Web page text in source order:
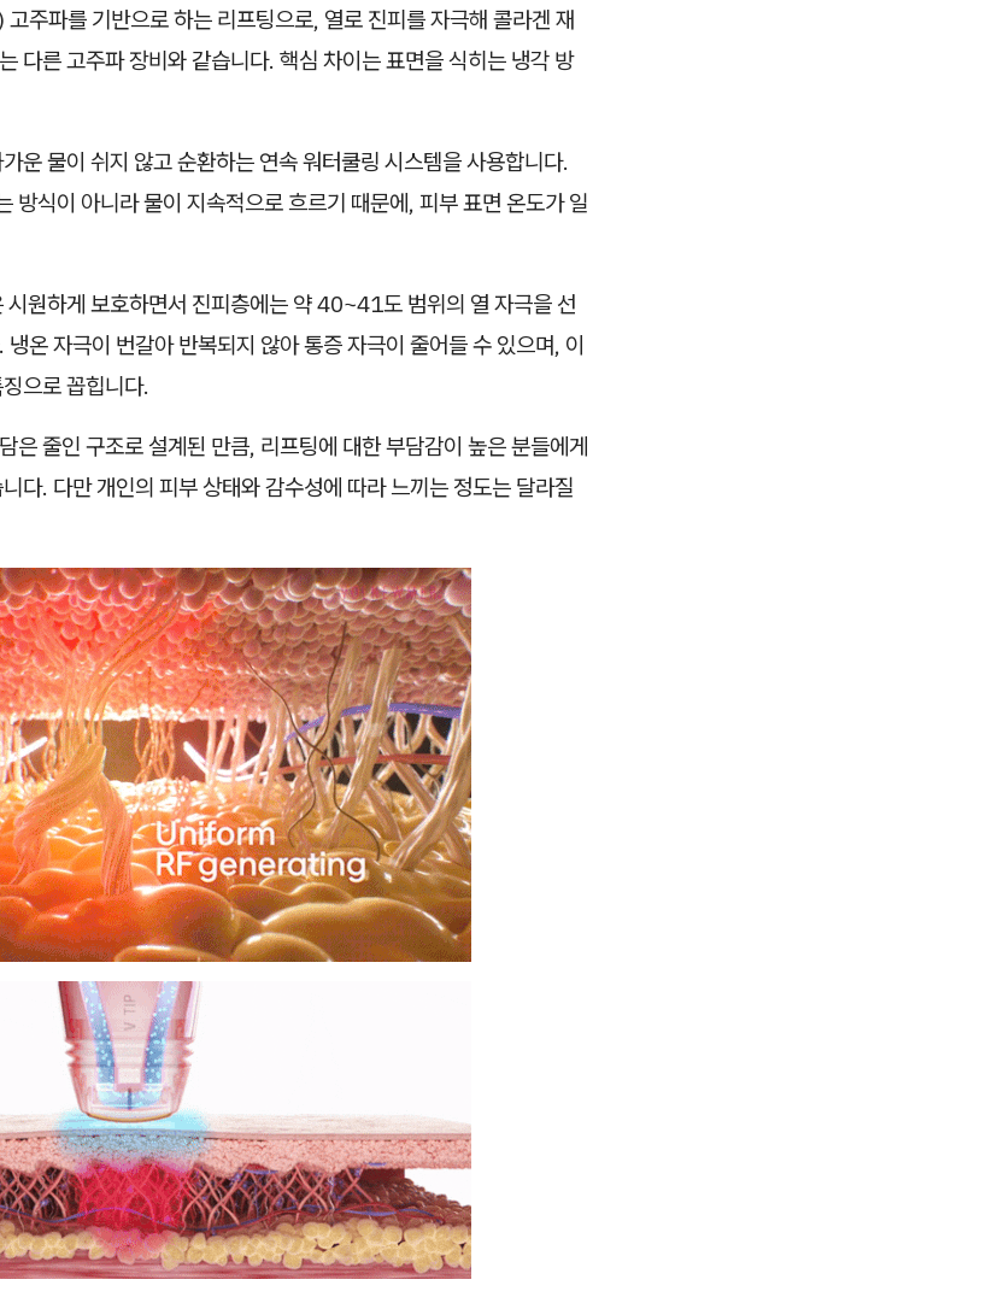
주파를 기반으로 하는 리프팅으로, 열로 진피를 자극해 콜라겐 재
다른 고주파 장비와 같습니다. 핵심 차이는 표면을 식히는 냉각 방
운 물이 쉬지 않고 순환하는 연속 워터쿨링 시스템을 사용합니다.
방식이 아니라 물이 지속적으로 흐르기 때문에, 피부 표면 온도가 일
시원하게 보호하면서 진피층에는 약 40~41도 범위의 열 자극을 선
온 자극이 번갈아 반복되지 않아 통증 자극이 줄어들 수 있으며, 이
으로 꼽힙니다.
은 줄인 구조로 설계된 만큼, 리프팅에 대한 부담감이 높은 분들에게
다. 다만 개인의 피부 상태와 감수성에 따라 느끼는 정도는 달라질